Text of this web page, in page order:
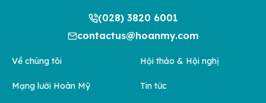
(028) 3820 6001
contactus@hoanmy.com
Về chúng tôi
Mạng lưới Hoàn Mỹ
Hội thảo & Hội nghị
Tin tức